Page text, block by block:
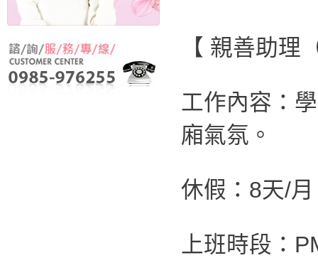
【 親善助理
工作內容：
廂氣氛。
休假：8天/月
上班時段：